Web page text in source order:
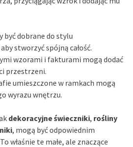
być dobrane do stylu
stworzyć spójną całość.
wzorami i fakturami mogą dodać
przestrzeni.
umieszczone w ramkach mogą
wyrazu wnętrzu.
dekoracyjne świeczniki, rośliny
, mogą być odpowiednim
właśnie te małe, ale znaczące